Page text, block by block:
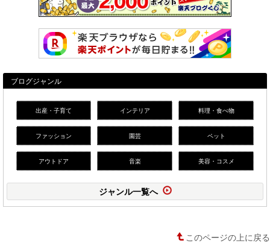
ブログジャンル
出産・子育て インテリア 料理・食べ物
ファッション 園芸 ペット
アウトドア 音楽 美容・コスメ
ジャンル一覧へ
このページの上に戻る